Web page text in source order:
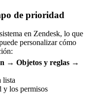
de prioridad
en Zendesk, lo que
personalizar cómo
→ Objetos y reglas →
lista
y los permisos